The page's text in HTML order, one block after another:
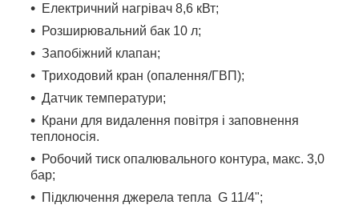
Електричний нагрівач 8,6 кВт;
Розширювальний бак 10 л;
Запобіжний клапан;
Триходовий кран (опалення/ГВП);
Датчик температури;
Крани для видалення повітря і заповнення
теплоносія.
Робочий тиск опалювального контура, макс. 3,0
бар;
Підключення джерела тепла G 11/4";